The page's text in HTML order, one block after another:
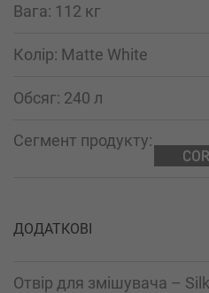
Вага: 112 кг
Колір: Matte White
Обсяг: 240 л
Сегмент продукту:
ДОДАТКОВІ
Отвір для змішувача –